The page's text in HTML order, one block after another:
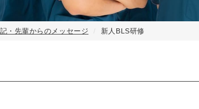
・先輩からのメッセージ 新人BLS研修